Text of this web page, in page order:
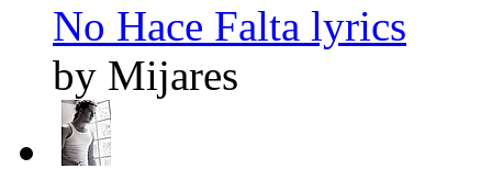
No Hace Falta lyrics
by Mijares